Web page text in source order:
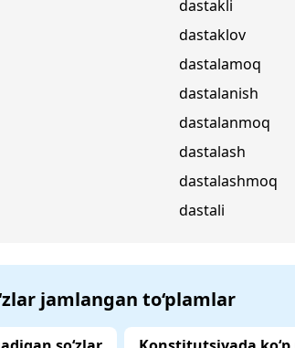
dastakli
dastaklov
dastalamoq
dastalanish
dastalanmoq
dastalash
dastalashmoq
dastali
jamlangan to‘plamlar